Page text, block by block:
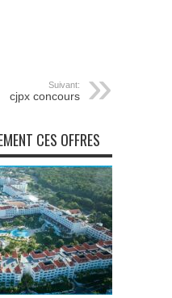
Suivant:
cjpx concours
CES OFFRES